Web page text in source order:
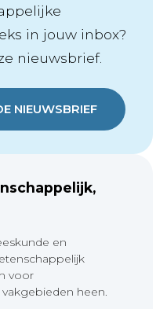
in jouw inbox?
nieuwsbrief.
NIEUWSBRIEF
en
voor
heen.